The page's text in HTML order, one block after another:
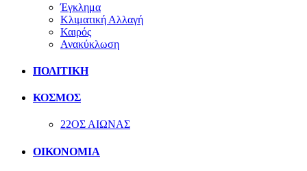
Έγκλημα
Κλιματική Αλλαγή
Καιρός
Ανακύκλωση
ΠΟΛΙΤΙΚΗ
ΚΟΣΜΟΣ
22ΟΣ ΑΙΩΝΑΣ
ΟΙΚΟΝΟΜΙΑ